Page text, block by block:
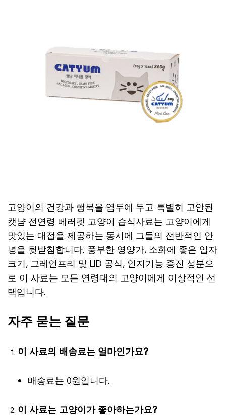
고양이의 건강과 행복을 염두에 두고 특별히 고안된
캣냠 전연령 베러펫 고양이 습식사료는 고양이에게
맛있는 대접을 제공하는 동시에 그들의 전반적인 안
녕을 뒷받침합니다. 풍부한 영양가, 소화에 좋은 입자
크기, 그레인프리 및 LID 공식, 인지기능 증진 성분으
로 이 사료는 모든 연령대의 고양이에게 이상적인 선
택입니다.
자주 묻는 질문
이 사료의 배송료는 얼마인가요?
배송료는 0원입니다.
이 사료는 고양이가 좋아하는가요?